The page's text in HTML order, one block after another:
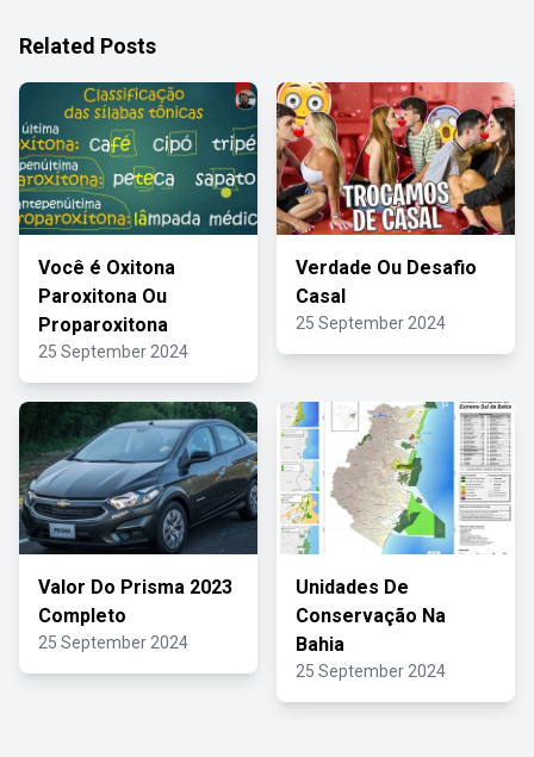
Related Posts
Você é Oxitona
Paroxitona Ou
Proparoxitona
25 September 2024
Verdade Ou Desafio
Casal
25 September 2024
Valor Do Prisma 2023
Completo
25 September 2024
Unidades De
Conservação Na
Bahia
25 September 2024